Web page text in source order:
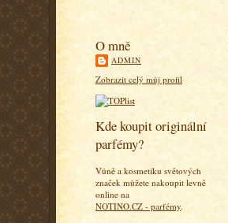
O mně
ADMIN
Zobrazit celý můj profil
Kde koupit originální
parfémy?
Vůně a kosmetiku světových
značek můžete nakoupit levně
online na
NOTINO.CZ - parfémy.